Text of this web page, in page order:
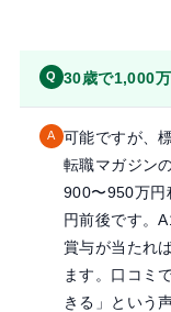
Q 30歳で1,000
A
可能ですが、
転職マガジン
900〜950万円
円前後です。
賞与が当たれ
ます。口コミ
きる」という